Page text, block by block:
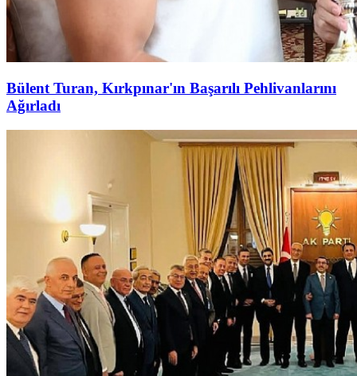
Bülent Turan, Kırkpınar'ın Başarılı Pehlivanlarını
Ağırladı